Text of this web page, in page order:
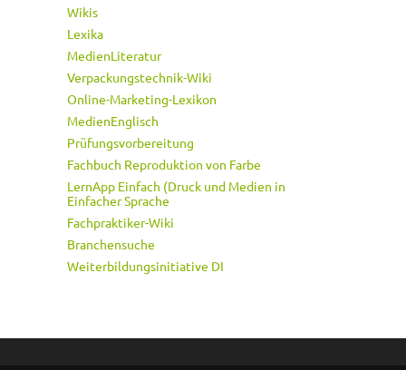
Wikis
Lexika
MedienLiteratur
Verpackungstechnik-Wiki
Online-Marketing-Lexikon
MedienEnglisch
Prüfungsvorbereitung
Fachbuch Reproduktion von Farbe
LernApp Einfach (Druck und Medien in
Einfacher Sprache
Fachpraktiker-Wiki
Branchensuche
Weiterbildungsinitiative DI